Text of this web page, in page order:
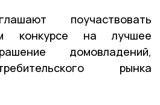
поучаствовать
конкурсе на лучшее
домовладений,
рынка